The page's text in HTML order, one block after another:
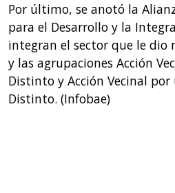
Por último, se anotó la
para el Desarrollo y la
integran el sector que le dio
y las agrupaciones Acción
Distinto y Acción Vecinal
Distinto. (Infobae)